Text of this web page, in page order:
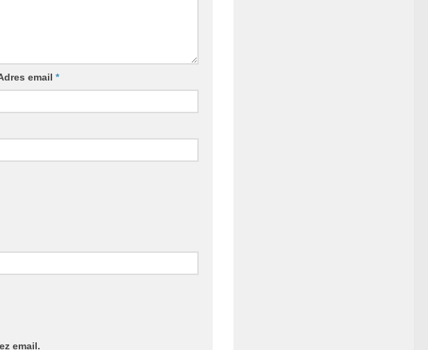
email*
email.